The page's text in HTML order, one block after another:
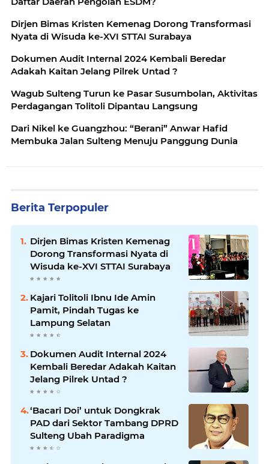
Dirjen Bimas Kristen Kemenag Dorong Transformasi
Nyata di Wisuda ke-XVI STTAI Surabaya
Dokumen Audit Internal 2024 Kembali Beredar
Adakah Kaitan Jelang Pilrek Untad ?
Wagub Sulteng Turun ke Pasar Susumbolan, Aktivitas
Perdagangan Tolitoli Dipantau Langsung
Dari Nikel ke Guangzhou: “Berani” Anwar Hafid
Membuka Jalan Sulteng Menuju Panggung Dunia
Berita Terpopuler
Dirjen Bimas Kristen Kemenag
Dorong Transformasi Nyata di
Wisuda ke-XVI STTAI Surabaya
Kajari Tolitoli Ibnu Ide Amin
Pamit, Pindah Tugas ke
Lampung Selatan
Dokumen Audit Internal 2024
Kembali Beredar Adakah Kaitan
Jelang Pilrek Untad ?
‘Bacari Doi’ untuk Dongkrak
PAD dari Sektor Tambang DPRD
Sulteng Ubah Paradigma